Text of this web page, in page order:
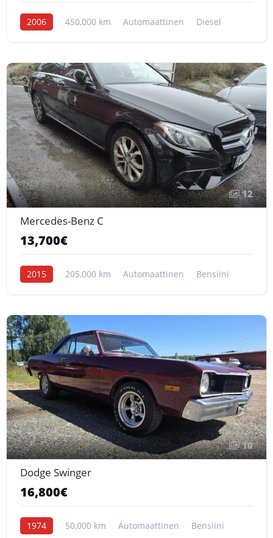
2006 450,000 km Automaattinen Diesel
12
Mercedes-Benz C
13,700€
2015 205,000 km Automaattinen Bensiini
10
Dodge Swinger
16,800€
1974 50,000 km Automaattinen Bensiini